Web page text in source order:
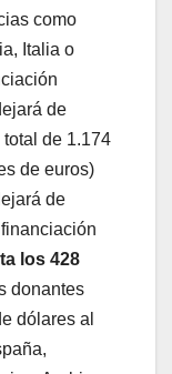
como
Italia o
de
de 1.174
de euros)
de
los 428
donantes
dólares al